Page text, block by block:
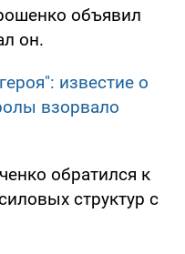
объявил
он.
известие о
взорвало
обратился к
структур с